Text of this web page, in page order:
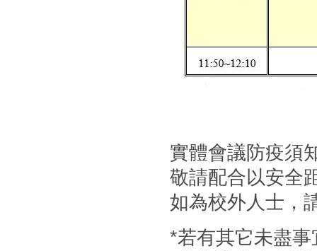
實體會議防疫須
敬請配合以安全
如為校外人士，
*若有其它未盡